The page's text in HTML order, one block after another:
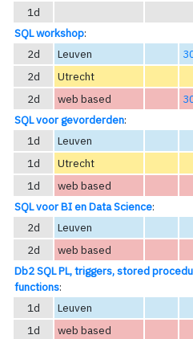
1d
SQL workshop:
2d
Leuven
2d
Utrecht
2d
web based
SQL voor gevorderden:
1d
Leuven
1d
Utrecht
1d
web based
SQL voor BI en Data Science:
2d
Leuven
2d
web based
Db2 SQL PL, triggers, stored
functions:
1d
Leuven
1d
web based